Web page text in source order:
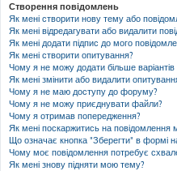
Створення повідомлень
Як мені створити нову тему або
Як мені відредагувати або видалити
Як мені додати підпис до мого
Як мені створити опитування?
Чому я не можу додати більше варіантів
Як мені змінити або видалити
Чому я не маю доступу до форуму?
Чому я не можу приєднувати файли?
Чому я отримав попередження?
Як мені поскаржитись на повідомлення
Що означає кнопка "Зберегти" в формі
Чому моє повідомлення потребує
Як мені знову підняти мою тему?